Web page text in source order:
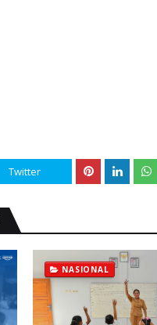
Twitter
NASIONAL